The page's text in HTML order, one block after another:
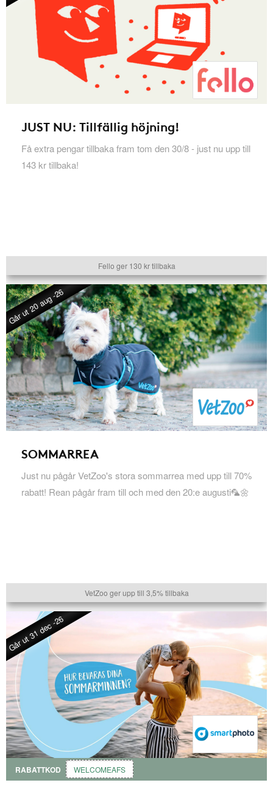
JUST NU: Tillfällig höjning!
Få extra pengar tillbaka fram tom den 30/8 - just nu upp till
143 kr tillbaka!
Fello ger 130 kr tillbaka
Går ut 20 aug -26
SOMMARREA
Just nu pågår VetZoo's stora sommarrea med upp till 70%
rabatt! Rean pågår fram till och med den 20:e augusti🦜🌼
VetZoo ger upp till 3,5% tillbaka
Går ut 31 dec -26
RABATTKOD WELCOMEAFS